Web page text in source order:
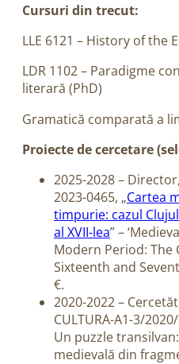
Cursuri din trecut:
LLE 6121 – History of the
LDR 1102 – Paradigme
literară (PhD)
Gramatică comparată a
Proiecte de cercetare
2025-2028 – Director,
2023-0465, „Cartea
timpurie: cazul
al XVII-lea” –
Modern Period: The
Sixteenth and
€.
2020-2022 –
CULTURA-A1-3/
Un puzzle
medievală din